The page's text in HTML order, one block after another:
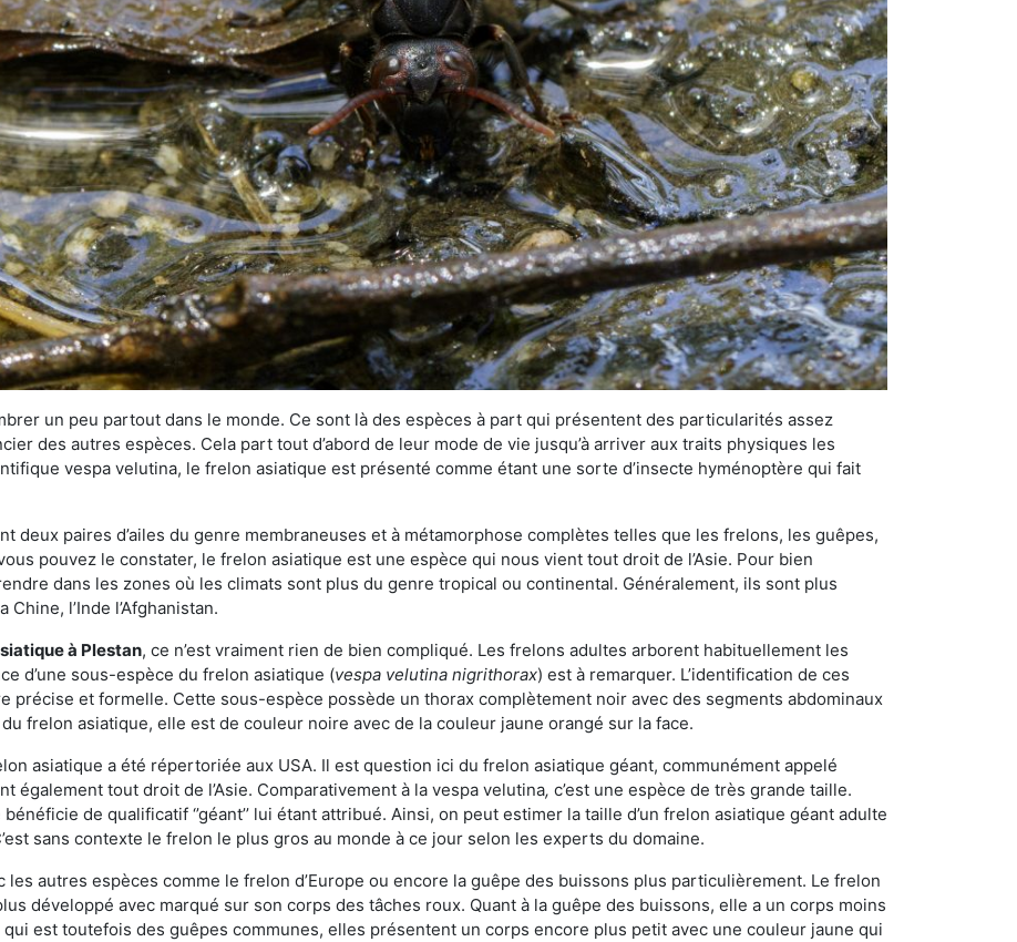
un peu partout dans le monde. Ce sont là des espèces à part qui présentent des particularités assez
des autres espèces. Cela part tout d’abord de leur mode de vie jusqu’à arriver aux traits physiques les
vespa velutina, le frelon asiatique est présenté comme étant une sorte d’insecte hyménoptère qui fait
deux paires d’ailes du genre membraneuses et à métamorphose complètes telles que les frelons, les guêpes,
pouvez le constater, le frelon asiatique est une espèce qui nous vient tout droit de l’Asie. Pour bien
dans les zones où les climats sont plus du genre tropical ou continental. Généralement, ils sont plus
l’Inde l’Afghanistan.
à Plestan, ce n’est vraiment rien de bien compliqué. Les frelons adultes arborent habituellement les
d’une sous-espèce du frelon asiatique (vespa velutina nigrithorax) est à remarquer. L’identification de ces
précise et formelle. Cette sous-espèce possède un thorax complètement noir avec des segments abdominaux
frelon asiatique, elle est de couleur noire avec de la couleur jaune orangé sur la face.
asiatique a été répertoriée aux USA. Il est question ici du frelon asiatique géant, communément appelé
également tout droit de l’Asie. Comparativement à la vespa velutina, c’est une espèce de très grande taille.
de qualificatif ‘’géant’’ lui étant attribué. Ainsi, on peut estimer la taille d’un frelon asiatique géant adulte
sans contexte le frelon le plus gros au monde à ce jour selon les experts du domaine.
les autres espèces comme le frelon d’Europe ou encore la guêpe des buissons plus particulièrement. Le frelon
développé avec marqué sur son corps des tâches roux. Quant à la guêpe des buissons, elle a un corps moins
est toutefois des guêpes communes, elles présentent un corps encore plus petit avec une couleur jaune qui